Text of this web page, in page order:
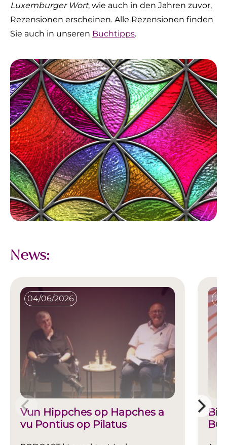
Luxemburger Wort, wie auch in den Jahren zuvor,
Rezensionen erscheinen. Alle Rezensionen finden
Sie auch in unseren Buchtipps.
News:
04/06/2026
Vun Hippches op Hapches a
vu Pontius op Pilatus